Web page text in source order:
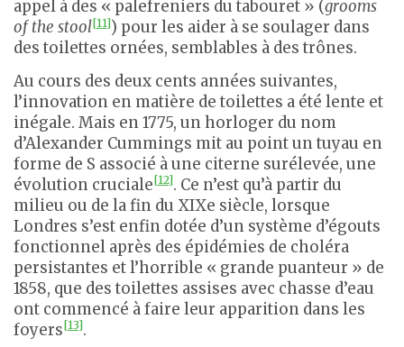
appel à des « palefreniers du tabouret » (grooms
of the stool[11]) pour les aider à se soulager dans
des toilettes ornées, semblables à des trônes.
Au cours des deux cents années suivantes,
l’innovation en matière de toilettes a été lente et
inégale. Mais en 1775, un horloger du nom
d’Alexander Cummings mit au point un tuyau en
forme de S associé à une citerne surélevée, une
évolution cruciale[12]. Ce n’est qu’à partir du
milieu ou de la fin du XIXe siècle, lorsque
Londres s’est enfin dotée d’un système d’égouts
fonctionnel après des épidémies de choléra
persistantes et l’horrible « grande puanteur » de
1858, que des toilettes assises avec chasse d’eau
ont commencé à faire leur apparition dans les
foyers[13].